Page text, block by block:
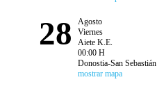
28
Agosto
Viernes
Aiete K.E.
00:00 H
Donostia-San Sebastián
mostrar mapa